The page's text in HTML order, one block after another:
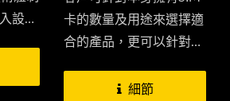
設
網
線通
卡的數量及用途來選擇適
合的產品，更可以針對每
費方式，甚至是結帳日期
細節